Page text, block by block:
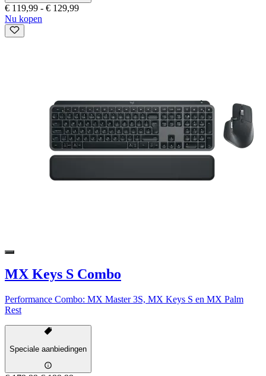
€ 119,99 - € 129,99
Nu kopen
MX Keys S Combo
Performance Combo: MX Master 3S, MX Keys S en MX Palm
Rest
Speciale aanbiedingen